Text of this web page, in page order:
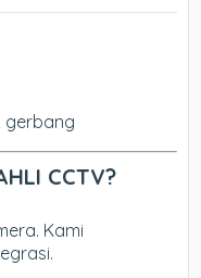
gerbang
CCTV?
Kami